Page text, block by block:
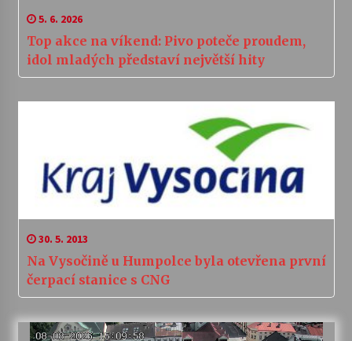
5. 6. 2026
Top akce na víkend: Pivo poteče proudem,
idol mladých představí největší hity
30. 5. 2013
Na Vysočině u Humpolce byla otevřena první
čerpací stanice s CNG